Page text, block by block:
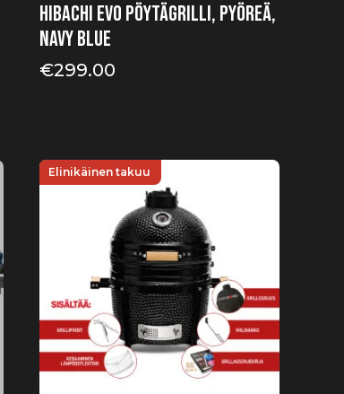
HIBACHI EVO Pöytägrilli, Pyöreä,
Navy Blue
€299.00
Elinikäinen takuu